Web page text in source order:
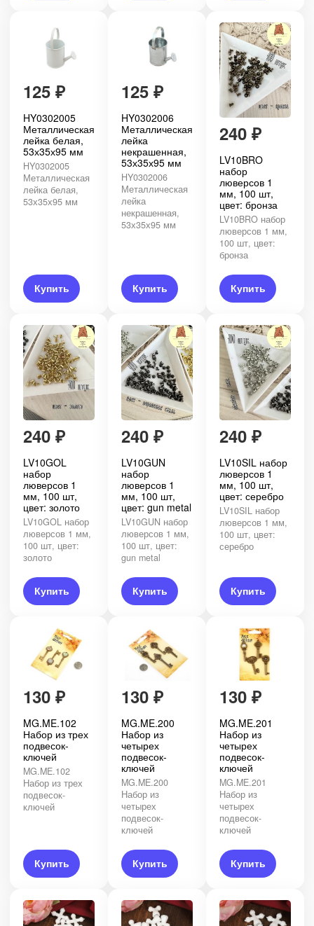
125 ₽
HY0302005
Металлическая
лейка белая,
53х35х95 мм
HY0302005
Металлическая
лейка белая,
53х35х95 мм
Купить
125 ₽
HY0302006
Металлическая
лейка
некрашенная,
53х35х95 мм
HY0302006
Металлическая
лейка
некрашенная,
53х35х95 мм
Купить
240 ₽
LV10BRO
набор
люверсов 1
мм, 100 шт,
цвет: бронза
LV10BRO набор
люверсов 1 мм,
100 шт, цвет:
бронза
Купить
240 ₽
LV10GOL
набор
люверсов 1
мм, 100 шт,
цвет: золото
LV10GOL набор
люверсов 1 мм,
100 шт, цвет:
золото
Купить
240 ₽
LV10GUN
набор
люверсов 1
мм, 100 шт,
цвет: gun metal
LV10GUN набор
люверсов 1 мм,
100 шт, цвет:
gun metal
Купить
240 ₽
LV10SIL набор
люверсов 1
мм, 100 шт,
цвет: серебро
LV10SIL набор
люверсов 1 мм,
100 шт, цвет:
серебро
Купить
130 ₽
MG.ME.102
Набор из трех
подвесок-
ключей
MG.ME.102
Набор из трех
подвесок-
ключей
Купить
130 ₽
MG.ME.200
Набор из
четырех
подвесок-
ключей
MG.ME.200
Набор из
четырех
подвесок-
ключей
Купить
130 ₽
MG.ME.201
Набор из
четырех
подвесок-
ключей
MG.ME.201
Набор из
четырех
подвесок-
ключей
Купить